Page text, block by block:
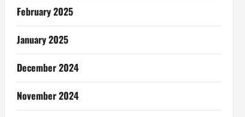
February 2025
January 2025
December 2024
November 2024